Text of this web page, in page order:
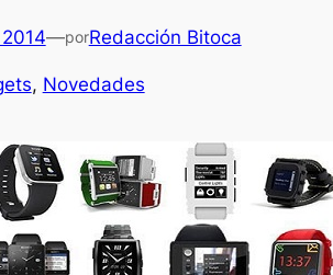
—porRedacción Bitoca
, Novedades